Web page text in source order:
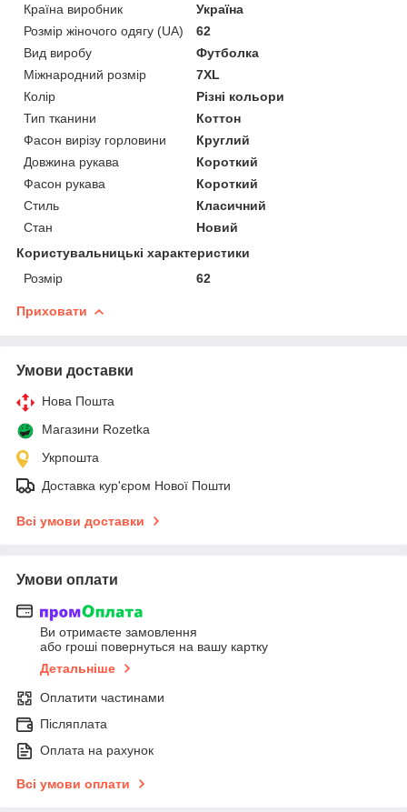
Країна виробник
Україна
Розмір жіночого одягу (UA)
62
Вид виробу
Футболка
Міжнародний розмір
7XL
Колір
Різні кольори
Тип тканини
Коттон
Фасон вирізу горловини
Круглий
Довжина рукава
Короткий
Фасон рукава
Короткий
Стиль
Класичний
Стан
Новий
Користувальницькі характеристики
Розмір
62
Приховати
Умови доставки
Нова Пошта
Магазини Rozetka
Укрпошта
Доставка кур'єром Нової Пошти
Всі умови доставки
Умови оплати
Ви отримаєте замовлення
або гроші повернуться на вашу картку
Детальніше
Оплатити частинами
Післяплата
Оплата на рахунок
Всі умови оплати